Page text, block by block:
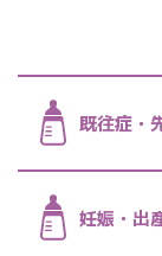
既往症・
妊娠・出